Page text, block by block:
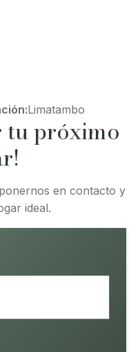
Limatambo
tu próximo
en contacto y
ideal.